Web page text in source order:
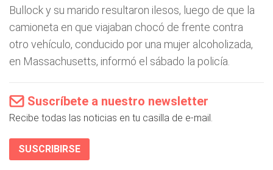
Bullock y su marido resultaron ilesos, luego de que la
camioneta en que viajaban chocó de frente contra
otro vehículo, conducido por una mujer alcoholizada,
en Massachusetts, informó el sábado la policía.
Suscríbete a nuestro newsletter
Recibe todas las noticias en tu casilla de e-mail.
SUSCRIBIRSE